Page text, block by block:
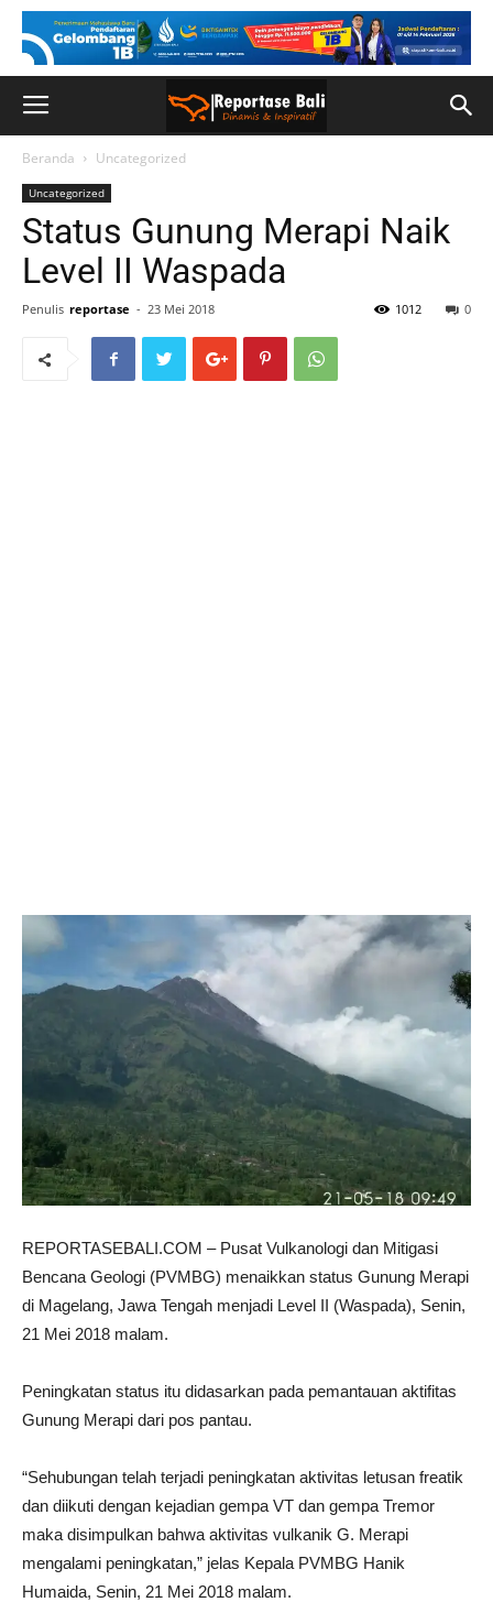
Beranda Uncategorized
Uncategorized
Status Gunung Merapi Naik
Level II Waspada
Penulis reportase - 23 Mei 2018 0
1012
REPORTASEBALI.COM – Pusat Vulkanologi dan Mitigasi
Bencana Geologi (PVMBG) menaikkan status Gunung Merapi
di Magelang, Jawa Tengah menjadi Level II (Waspada), Senin,
21 Mei 2018 malam.
Peningkatan status itu didasarkan pada pemantauan aktifitas
Gunung Merapi dari pos pantau.
“Sehubungan telah terjadi peningkatan aktivitas letusan freatik
dan diikuti dengan kejadian gempa VT dan gempa Tremor
maka disimpulkan bahwa aktivitas vulkanik G. Merapi
mengalami peningkatan,” jelas Kepala PVMBG Hanik
Humaida, Senin, 21 Mei 2018 malam.